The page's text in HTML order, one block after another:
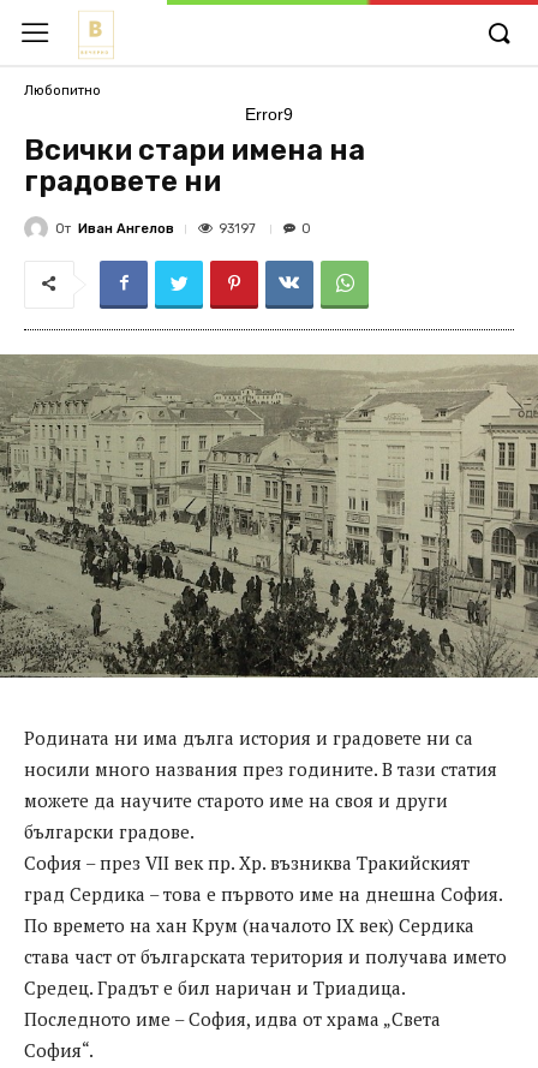
Любопитно
Error9
Всички стари имена на
градовете ни
От Иван Ангелов 93197 0
Родината ни има дълга история и градовете ни са
носили много названия през годините. В тази статия
можете да научите старото име на своя и други
български градове.
София – през VII век пр. Хр. възниква Тракийският
град Сердика – това е първото име на днешна София.
По времето на хан Крум (началото IX век) Сердика
става част от българската територия и получава името
Средец. Градът е бил наричан и Триадица.
Последното име – София, идва от храма „Света
София“.